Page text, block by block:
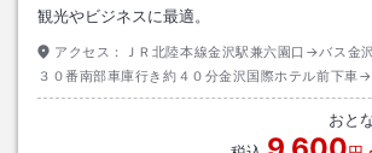
観光やビジネスに最適。
アクセス：
ＪＲ北陸本線金沢駅兼六園口→バス金
３０番南部車庫行き約４０分金沢国際ホテル前下車
おと